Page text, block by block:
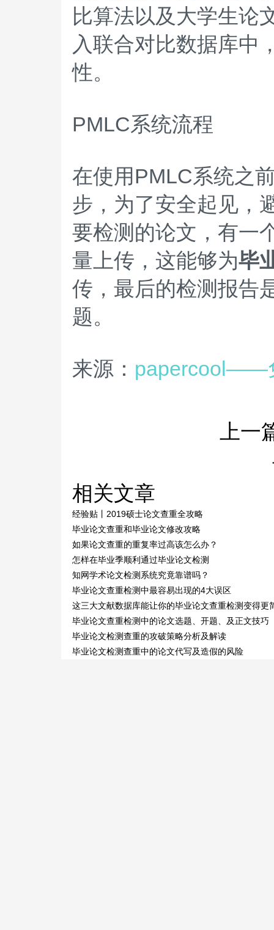
比算法以及大学生论
入联合对比数据库中
性。
PMLC系统流程
在使用PMLC系统之
步，为了安全起见，
要检测的论文，有一
量上传，这能够为毕
传，最后的检测报告
题。
来源： papercool——
上一
相关文章
经验贴丨2019硕士论文查重全攻略
毕业论文查重和毕业论文修改攻略
如果论文查重的重复率过高该怎么办？
怎样在毕业季顺利通过毕业论文检测
知网学术论文检测系统究竟靠谱吗？
毕业论文查重检测中最容易出现的4大误区
这三大文献数据库能让你的毕业论文查重检测变得更
毕业论文查重检测中的论文选题、开题、及正文技巧
毕业论文检测查重的攻破策略分析及解读
毕业论文检测查重中的论文代写及造假的风险